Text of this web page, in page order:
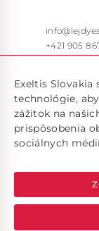
+421 905
do inej krajiny,
Exeltis Slovakia
technológie,
zážitok na
prispôsobenia
sociálnych